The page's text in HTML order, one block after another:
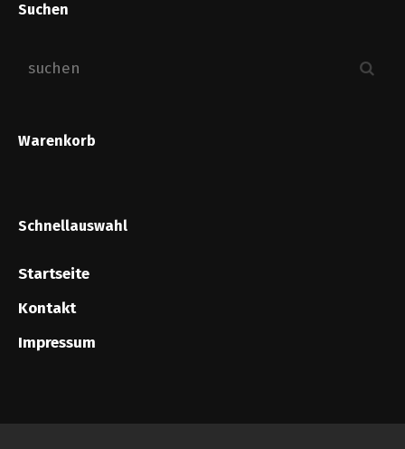
Suchen
Warenkorb
Schnellauswahl
Startseite
Kontakt
Impressum